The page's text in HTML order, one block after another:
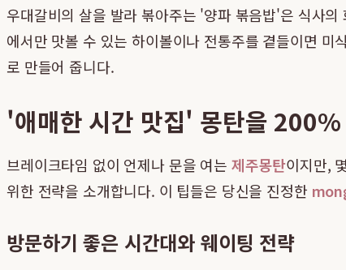
우대갈비의 살을 발라 볶아주는 '양파 볶음밥'은 식사
에서만 맛볼 수 있는 하이볼이나 전통주를 곁들이면
로 만들어 줍니다.
'애매한 시간 맛집' 몽탄을 200%
브레이크타임 없이 언제나 문을 여는 제주몽탄이지만,
위한 전략을 소개합니다. 이 팁들은 당신을 진정한
방문하기 좋은 시간대와 웨이팅 전략